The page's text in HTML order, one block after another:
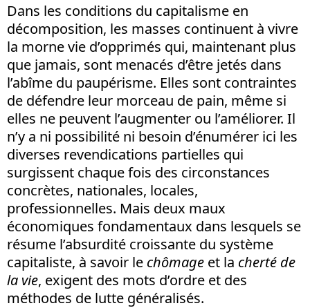
Dans les conditions du capitalisme en
décomposition, les masses continuent à vivre
la morne vie d’opprimés qui, maintenant plus
que jamais, sont menacés d’être jetés dans
l’abîme du paupérisme. Elles sont contraintes
de défendre leur morceau de pain, même si
elles ne peuvent l’augmenter ou l’améliorer. Il
n’y a ni possibilité ni besoin d’énumérer ici les
diverses revendications partielles qui
surgissent chaque fois des circonstances
concrètes, nationales, locales,
professionnelles. Mais deux maux
économiques fondamentaux dans lesquels se
résume l’absurdité croissante du système
capitaliste, à savoir le chômage et la cherté de
la vie, exigent des mots d’ordre et des
méthodes de lutte généralisés.